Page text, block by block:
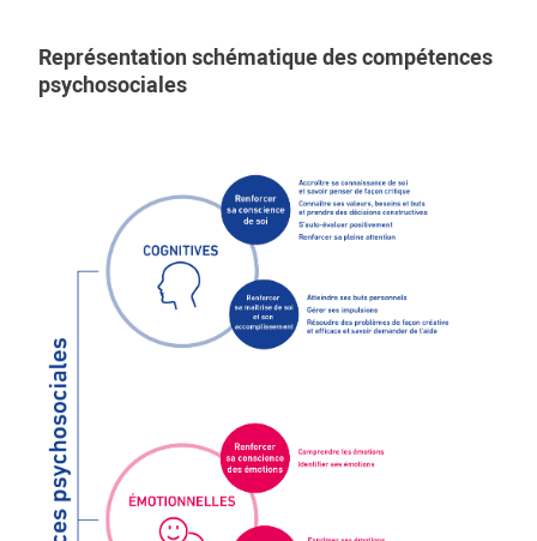
Représentation schématique des compétences
psychosociales